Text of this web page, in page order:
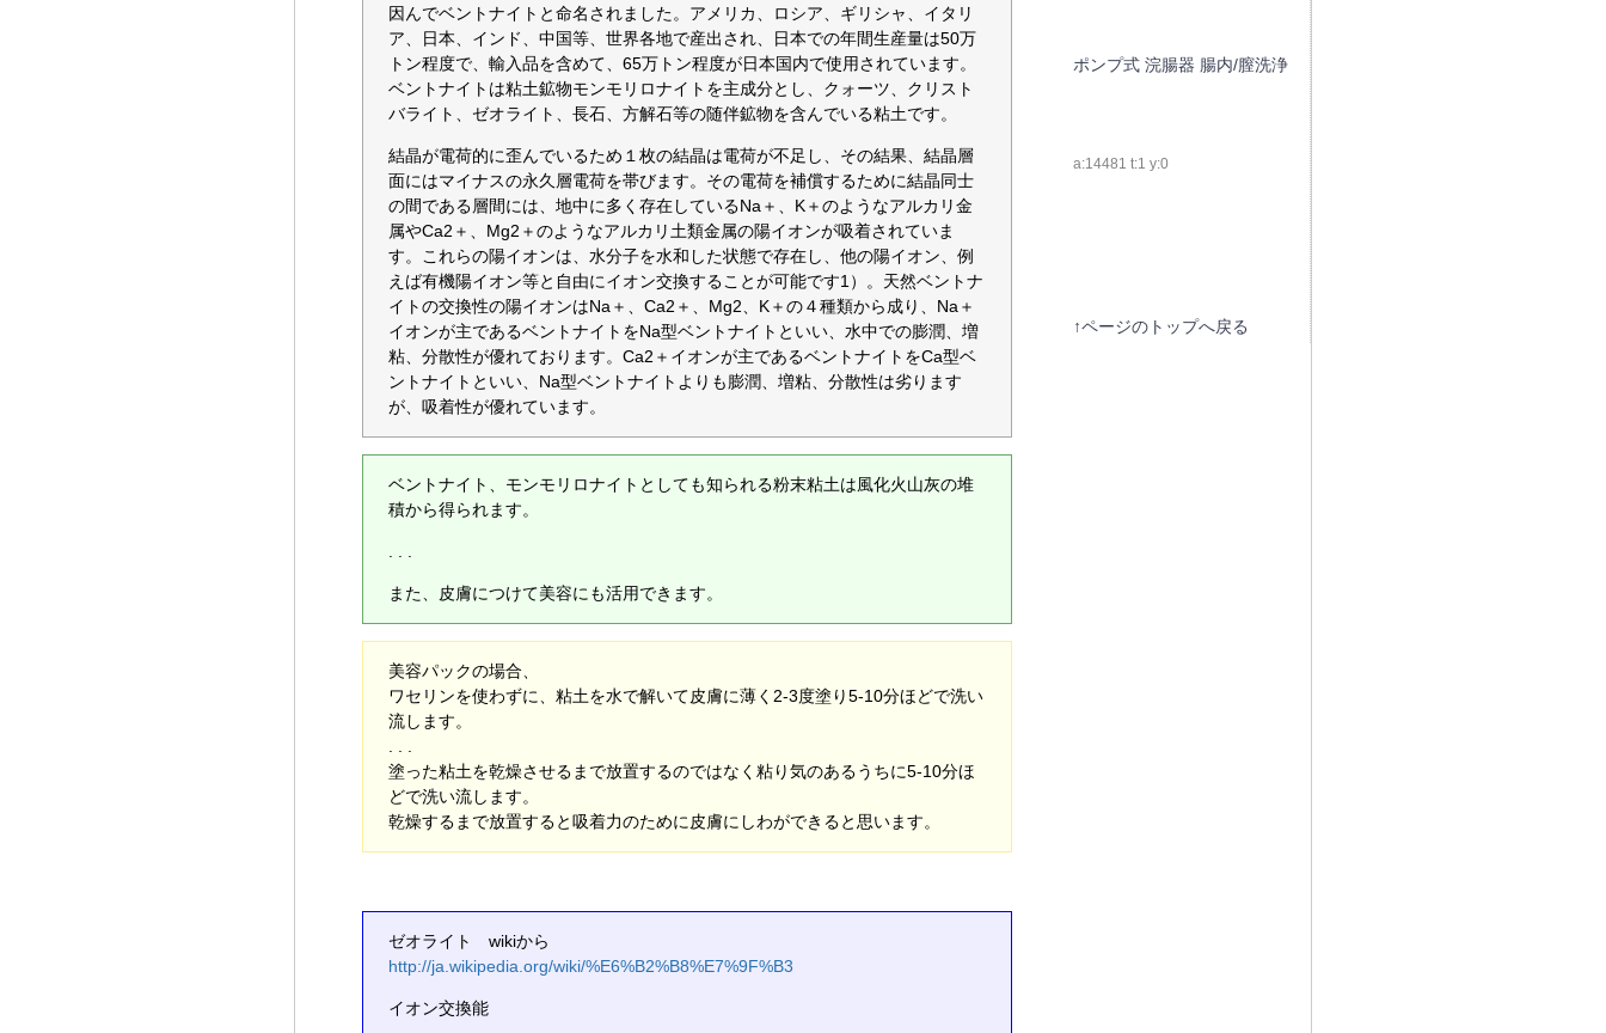
因んでベントナイトと命名されました。アメリカ、ロシア、ギリシャ、イタリ
ア、日本、インド、中国等、世界各地で産出され、日本での年間生産量は50万
トン程度で、輸入品を含めて、65万トン程度が日本国内で使用されています。
ベントナイトは粘土鉱物モンモリロナイトを主成分とし、クォーツ、クリスト
バライト、ゼオライト、長石、方解石等の随伴鉱物を含んでいる粘土です。
結晶が電荷的に歪んでいるため１枚の結晶は電荷が不足し、その結果、結晶層
面にはマイナスの永久層電荷を帯びます。その電荷を補償するために結晶同士
の間である層間には、地中に多く存在しているNa＋、K＋のようなアルカリ金
属やCa2＋、Mg2＋のようなアルカリ土類金属の陽イオンが吸着されていま
す。これらの陽イオンは、水分子を水和した状態で存在し、他の陽イオン、例
えば有機陽イオン等と自由にイオン交換することが可能です1）。天然ベントナ
イトの交換性の陽イオンはNa＋、Ca2＋、Mg2、K＋の４種類から成り、Na＋
イオンが主であるベントナイトをNa型ベントナイトといい、水中での膨潤、増
粘、分散性が優れております。Ca2＋イオンが主であるベントナイトをCa型ベ
ントナイトといい、Na型ベントナイトよりも膨潤、増粘、分散性は劣ります
が、吸着性が優れています。
ベントナイト、モンモリロナイトとしても知られる粉末粘土は風化火山灰の堆
積から得られます。
また、皮膚につけて美容にも活用できます。
美容パックの場合、
ワセリンを使わずに、粘土を水で解いて皮膚に薄く2-3度塗り5-10分ほどで洗い
流します。
塗った粘土を乾燥させるまで放置するのではなく粘り気のあるうちに5-10分ほ
どで洗い流します。
乾燥するまで放置すると吸着力のために皮膚にしわができると思います。
ゼオライト wikiから
http://ja.wikipedia.org/wiki/%E6%B2%B8%E7%9F%B3
イオン交換能
ポンプ式 浣腸器 腸内/膣洗浄
a:14481 t:1 y:0
↑ページのトップへ戻る